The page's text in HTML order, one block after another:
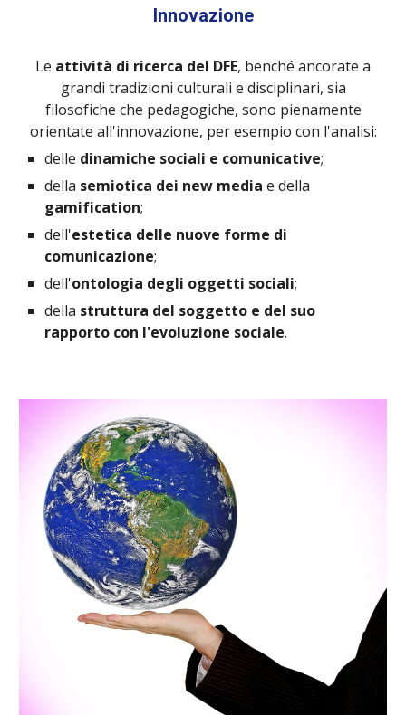
Innovazione
Le attività di ricerca del DFE, benché ancorate a
grandi tradizioni culturali e disciplinari, sia
filosofiche che pedagogiche, sono pienamente
orientate all'innovazione, per esempio con l'analisi:
delle dinamiche sociali e comunicative;
della semiotica dei new media e della
gamification;
dell'estetica delle nuove forme di
comunicazione;
dell'ontologia degli oggetti sociali;
della struttura del soggetto e del suo
rapporto con l'evoluzione sociale.